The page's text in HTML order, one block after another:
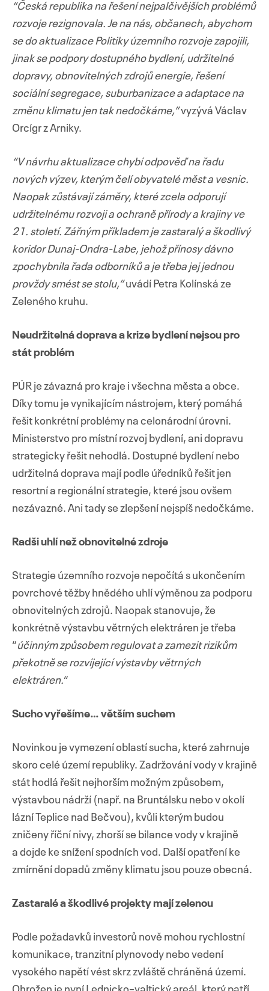
“Česká republika na řešení nejpalčivějších problémů
rozvoje rezignovala. Je na nás, občanech, abychom
se do aktualizace Politiky územního rozvoje zapojili,
jinak se podpory dostupného bydlení, udržitelné
dopravy, obnovitelných zdrojů energie, řešení
sociální segregace, suburbanizace a adaptace na
změnu klimatu jen tak nedočkáme,”vyzývá Václav
Orcígr z Arniky.
“V návrhu aktualizace chybí odpověď na řadu
nových výzev, kterým čelí obyvatelé měst a vesnic.
Naopak zůstávají záměry, které zcela odporují
udržitelnému rozvoji a ochraně přírody a krajiny ve
21. století. Zářným příkladem je zastaralý a škodlivý
koridor Dunaj-Ondra-Labe, jehož přínosy dávno
zpochybnila řada odborníků a je třeba jej jednou
provždy smést se stolu,”uvádí Petra Kolínská ze
Zeleného kruhu.
Neudržitelná doprava a krize bydlení nejsou pro
stát problém
PÚR je závazná pro kraje i všechna města a obce.
Díky tomu je vynikajícím nástrojem, který pomáhá
řešit konkrétní problémy na celonárodní úrovni.
Ministerstvo pro místní rozvoj bydlení, ani dopravu
strategicky řešit nehodlá. Dostupné bydlení nebo
udržitelná doprava mají podle úředníků řešit jen
resortní a regionální strategie, které jsou ovšem
nezávazné. Ani tady se zlepšení nejspíš nedočkáme.
Radši uhlí než obnovitelné zdroje
Strategie územního rozvoje nepočítá s ukončením
povrchové těžby hnědého uhlí výměnou za podporu
obnovitelných zdrojů. Naopak stanovuje, že
konkrétně výstavbu větrných elektráren je třeba
“účinným způsobem regulovat a zamezit rizikům
překotně se rozvíjející výstavby větrných
elektráren.“
Sucho vyřešíme… větším suchem
Novinkou je vymezení oblastí sucha, které zahrnuje
skoro celé území republiky. Zadržování vody v krajině
stát hodlá řešit nejhorším možným způsobem,
výstavbou nádrží (např. na Bruntálsku nebo v okolí
lázní Teplice nad Bečvou), kvůli kterým budou
zničeny říční nivy, zhorší se bilance vody v krajině
a dojde ke snížení spodních vod. Další opatření ke
zmírnění dopadů změny klimatu jsou pouze obecná.
Zastaralé a škodlivé projekty mají zelenou
Podle požadavků investorů nově mohou rychlostní
komunikace, tranzitní plynovody nebo vedení
vysokého napětí vést skrz zvláště chráněná území.